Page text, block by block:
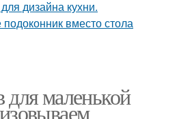
для маленькой